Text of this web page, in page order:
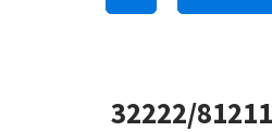
32222/